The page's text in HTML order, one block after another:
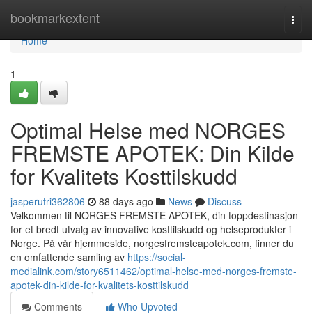
bookmarkextent
Home
Home
1
Optimal Helse med NORGES
FREMSTE APOTEK: Din Kilde
for Kvalitets Kosttilskudd
jasperutri362806 88 days ago News
Discuss
Velkommen til NORGES FREMSTE APOTEK, din toppdestinasjon
for et bredt utvalg av innovative kosttilskudd og helseprodukter i
Norge. På vår hjemmeside, norgesfremsteapotek.com, finner du
en omfattende samling av https://social-
medialink.com/story6511462/optimal-helse-med-norges-fremste-
apotek-din-kilde-for-kvalitets-kosttilskudd
Comments
Who Upvoted